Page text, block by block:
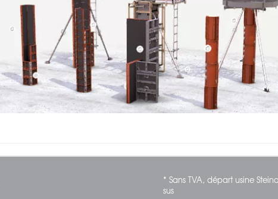
* Sans TVA, départ usine
sus